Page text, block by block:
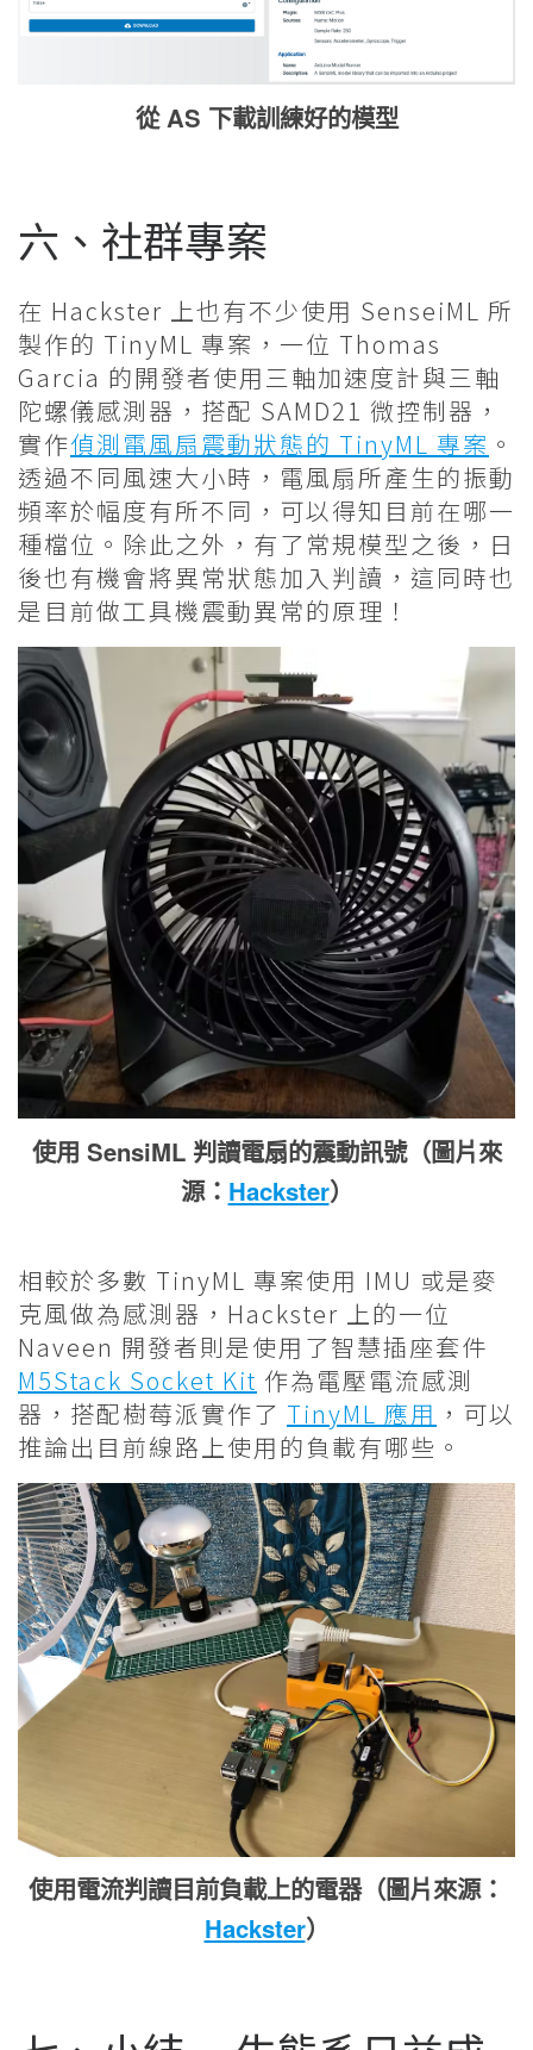
從 AS 下載訓練好的模型
六、社群專案
在 Hackster 上也有不少使用 SenseiML 所
製作的 TinyML 專案，一位 Thomas
Garcia 的開發者使用三軸加速度計與三軸
陀螺儀感測器，搭配 SAMD21 微控制器，
實作偵測電風扇震動狀態的 TinyML 專案 。
透過不同風速大小時，電風扇所產生的振動
頻率於幅度有所不同，可以得知目前在哪一
種檔位。除此之外，有了常規模型之後，日
後也有機會將異常狀態加入判讀，這同時也
是目前做工具機震動異常的原理！
使用 SensiML 判讀電扇的震動訊號（圖片來
源： Hackster）
相較於多數 TinyML 專案使用 IMU 或是麥
克風做為感測器，Hackster 上的一位
Naveen 開發者則是使用了智慧插座套件
M5Stack Socket Kit 作為電壓電流感測
器，搭配樹莓派實作了 TinyML 應用 ，可以
推論出目前線路上使用的負載有哪些。
使用電流判讀目前負載上的電器（圖片來源：
Hackster）